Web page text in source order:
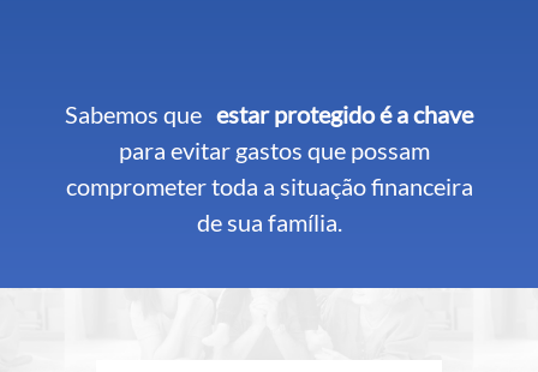
Sabemos que estar protegido é a chave
para evitar gastos que possam
comprometer toda a situação financeira
de sua família.